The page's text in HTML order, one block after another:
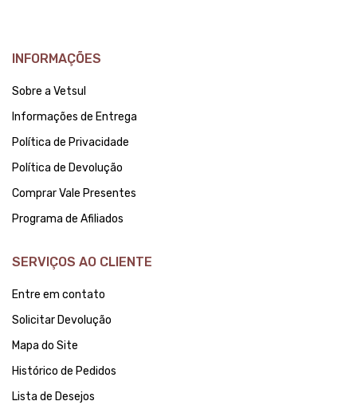
INFORMAÇÕES
Sobre a Vetsul
Informações de Entrega
Política de Privacidade
Política de Devolução
Comprar Vale Presentes
Programa de Afiliados
SERVIÇOS AO CLIENTE
Entre em contato
Solicitar Devolução
Mapa do Site
Histórico de Pedidos
Lista de Desejos